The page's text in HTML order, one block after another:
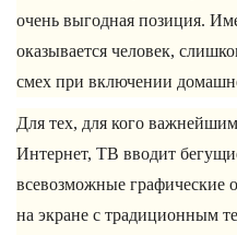
очень выгодная позиция.
оказывается человек,
смех при включении
Для тех, для кого
Интернет, ТВ вводит
всевозможные графические
на экране с традиционным